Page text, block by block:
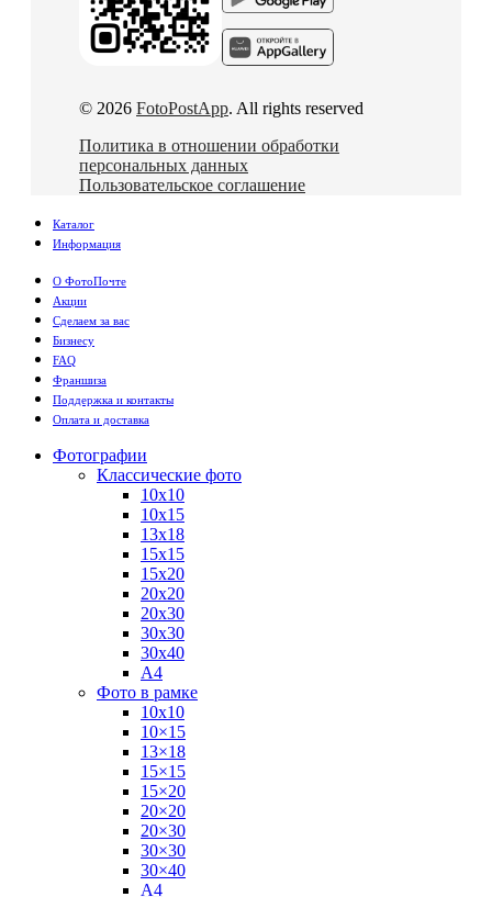
© 2026 FotoPostApp. All rights reserved
Политика в отношении обработки
персональных данных
Пользовательское соглашение
Каталог
Информация
О ФотоПочте
Акции
Сделаем за вас
Бизнесу
FAQ
Франшиза
Поддержка и контакты
Оплата и доставка
Фотографии
Классические фото
10х10
10х15
13х18
15х15
15х20
20х20
20х30
30х30
30х40
А4
Фото в рамке
10х10
10×15
13×18
15×15
15×20
20×20
20×30
30×30
30×40
A4